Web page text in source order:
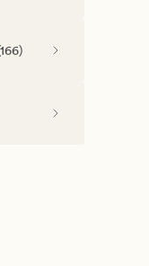
166)